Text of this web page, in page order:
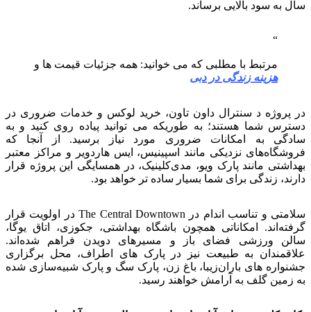
سال به سود بالایی برساند.
مرتبط با مطلبی که می خوانید: همه جزئیات قیمت ها و
هزینه زندگی در دبی
در پروژه د سنترال داون تاون، خرید لوکس و خدمات ضروری در
دسترس شما هستند؛ به طوریکه می توانید پیاده روی کنید و به
سادگی به امکانات ضروری مورد نیاز برسید. از آنجا که
فروشگاه‌های نزدیکی مانند اسپینیس، ایس هاردویر و مراکز معتبر
بهداشتی مانند پارک ویو، مدی‌کلینیک، در همسایگی این پروژه قرار
دارند، زندگی برای شما بسیار ساده تر خواهد بود.
سلامتی و تناسب اندام در The Central Downtown در اولویت قرار
گرفته‌اند. امکاناتی همچون باشگاه بهداشتی، جکوزی، اتاق یوگا،
سالن ورزشی فضای باز و مسیرهای دویدن فراهم شده‌اند.
علاقمندان به طبیعت نیز در پارک های اطراف، محل برگزاری
جشنواره های باران‌زیبا، باغ زن، پارک سگ و پارک شبیه‌سازی شده
به زمین گلف به آرامش خواهند رسید.